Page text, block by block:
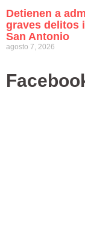
Detienen a
graves delitos
San Antonio
agosto 7, 2026